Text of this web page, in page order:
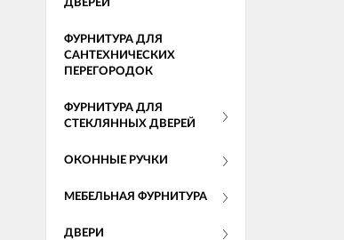
ДВЕРЕЙ
ФУРНИТУРА ДЛЯ
САНТЕХНИЧЕСКИХ
ПЕРЕГОРОДОК
ФУРНИТУРА ДЛЯ
СТЕКЛЯННЫХ ДВЕРЕЙ
ОКОННЫЕ РУЧКИ
МЕБЕЛЬНАЯ ФУРНИТУРА
ДВЕРИ